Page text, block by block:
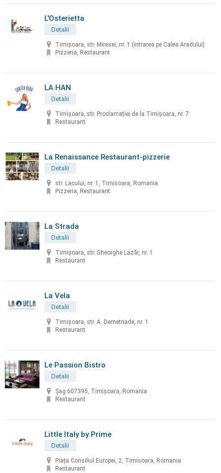
L'Osterietta
Detalii
Timișoara, str. Miresei, nr. 1 (intrarea pe Calea Aradului)
Pizzeria, Restaurant
LA HAN
Detalii
Timișoara, str. Proclamației de la Timișoara, nr. 7
Restaurant
La Renaissance Restaurant-pizzerie
Detalii
str. Lacului, nr. 1, Timisoara, Romania
Pizzeria, Restaurant
La Strada
Detalii
Timișoara, str. Gheorghe Lazăr, nr. 1
Restaurant
La Vela
Detalii
Timișoara, str. A. Demetriade, nr. 1
Restaurant
Le Passion Bistro
Detalii
Șag 607395, Timișoara, Romania
Restaurant
Little Italy by Prime
Detalii
Piața Consiliul Europei, 2, Timisoara, Romania
Restaurant